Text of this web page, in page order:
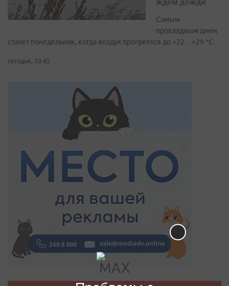
Самым
прохладным днем
станет понедельник, когда воздух прогреется до +22…+29 °С
сегодня, 20:45